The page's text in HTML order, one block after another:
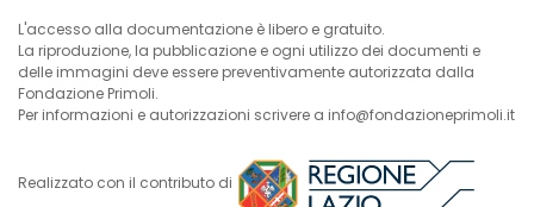
L'accesso alla documentazione è libero e gratuito.
La riproduzione, la pubblicazione e ogni utilizzo dei documenti e
delle immagini deve essere preventivamente autorizzata dalla
Fondazione Primoli.
Per informazioni e autorizzazioni scrivere a info@fondazioneprimoli.it
Realizzato con il contributo di